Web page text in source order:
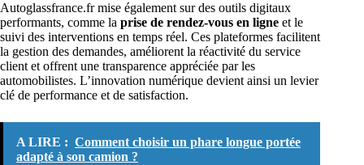
Autoglassfrance.fr mise également sur des outils digitaux
performants, comme la prise de rendez-vous en ligne et le
suivi des interventions en temps réel. Ces plateformes facilitent
la gestion des demandes, améliorent la réactivité du service
client et offrent une transparence appréciée par les
automobilistes. L’innovation numérique devient ainsi un levier
clé de performance et de satisfaction.
A LIRE : Comment choisir un phare longue portée
adapté à son camion ?